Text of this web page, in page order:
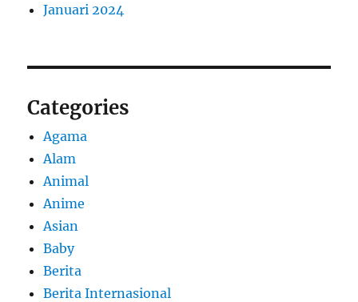
Januari 2024
Categories
Agama
Alam
Animal
Anime
Asian
Baby
Berita
Berita Internasional